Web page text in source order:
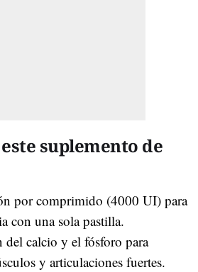
suplemento de
por comprimido (4000 UI) para
con una sola pastilla.
del calcio y el fósforo para
y articulaciones fuertes.